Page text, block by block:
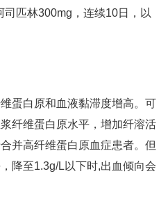
匹林300mg，连续10日，以
蛋白原和血液黏滞度增高。可
纤维蛋白原水平，增加纤溶活
并高纤维蛋白原血症患者。但
降至1.3g/L以下时,出血倾向会